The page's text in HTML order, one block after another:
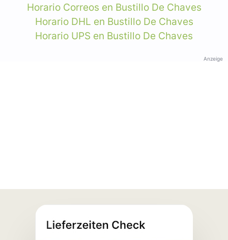
Horario Correos en Bustillo De Chaves
Horario DHL en Bustillo De Chaves
Horario UPS en Bustillo De Chaves
Anzeige